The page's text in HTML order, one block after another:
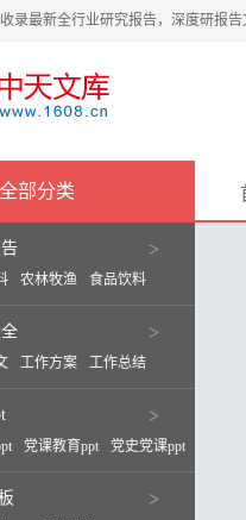
录最新全行业研究报告，深度研报告
全部分类
>
农林牧渔 食品饮料
>
工作方案 工作总结
>
党课教育ppt 党史党课ppt
>